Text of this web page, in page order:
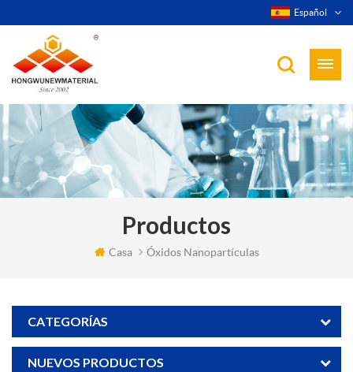
Español
Productos
Casa Óxidos Nanopartículas
CATEGORÍAS
NUEVOS PRODUCTOS